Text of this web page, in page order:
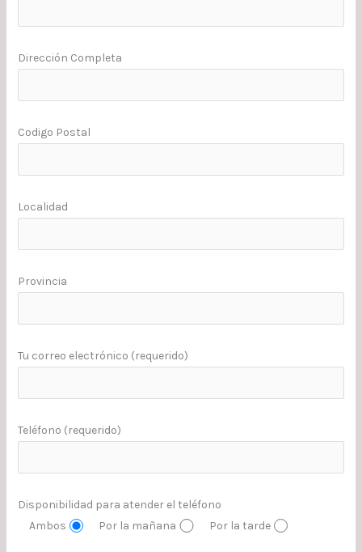
Dirección Completa
Codigo Postal
Localidad
Provincia
Tu correo electrónico (requerido)
Teléfono (requerido)
Disponibilidad para atender el teléfono
Ambos
Por la mañana Por la tarde